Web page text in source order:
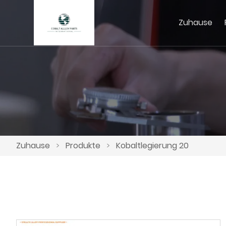
Zuhause
Zuhause > Produkte > Kobaltlegierung 20